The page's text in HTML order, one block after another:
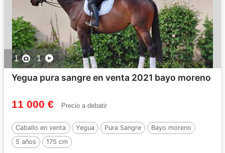
1 1
Yegua pura sangre en venta 2021 bayo moreno
11 000 € Precio a debatir
Caballo en venta Yegua Pura Sangre
Bayo moreno
5 años
175 cm